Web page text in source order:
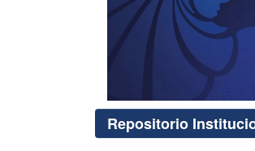
Repositorio